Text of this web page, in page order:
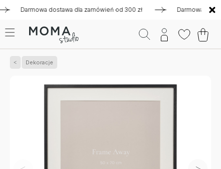
Darmowa dostawa dla zamówień od 300 zł Darmowa dostawa
Dekoracje